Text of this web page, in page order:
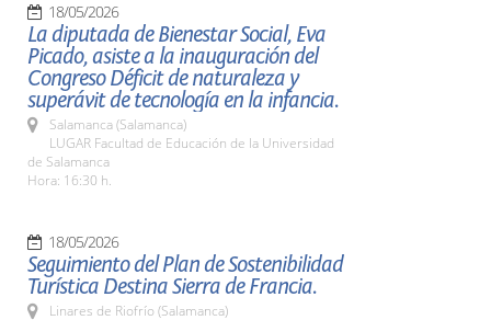
18/05/2026
La diputada de Bienestar Social, Eva
Picado, asiste a la inauguración del
Congreso Déficit de naturaleza y
superávit de tecnología en la infancia.
Salamanca (Salamanca)
LUGAR Facultad de Educación de la Universidad
de Salamanca
Hora: 16:30 h.
18/05/2026
Seguimiento del Plan de Sostenibilidad
Turística Destina Sierra de Francia.
Linares de Riofrío (Salamanca)